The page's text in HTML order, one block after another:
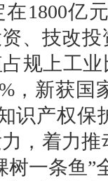
1800亿
、技改
规上工
，新获
识产权保
，着力
树一条鱼”